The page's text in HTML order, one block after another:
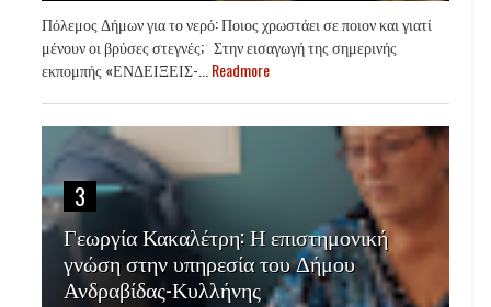
Πόλεμος Δήμων για το νερό: Ποιος χρωστάει σε ποιον και γιατί
μένουν οι βρύσες στεγνές; Στην εισαγωγή της σημερινής
εκπομπής «ΕΝΔΕΙΞΕΙΣ-...Readmore
3
Γεωργία Κακαλέτρη: Η επιστημονική
γνώση στην υπηρεσία του Δήμου
Ανδραβίδας-Κυλλήνης